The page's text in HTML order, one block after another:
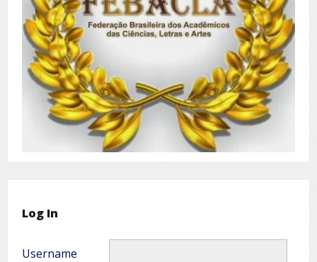
Log In
Username